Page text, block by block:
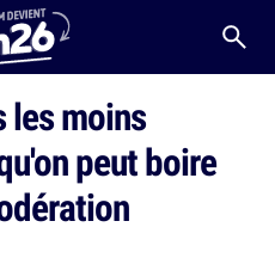
les moins
peut boire